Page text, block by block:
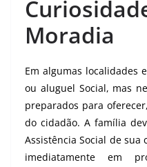
Moradia
Em algumas localidades
ou aluguel Social, mas
preparados para
do cidadão. A família
Assistência Social de
imediatamente em